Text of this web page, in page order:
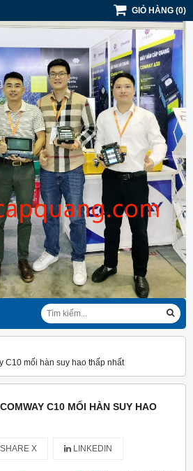
GIỎ HÀNG (0)
C10 mối hàn suy hao thấp nhất
C10 MỐI HÀN SUY HAO
SHARE X LINKEDIN